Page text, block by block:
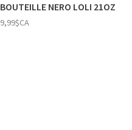
BOUTEILLE NERO LOLI 21OZ
9,99$CA